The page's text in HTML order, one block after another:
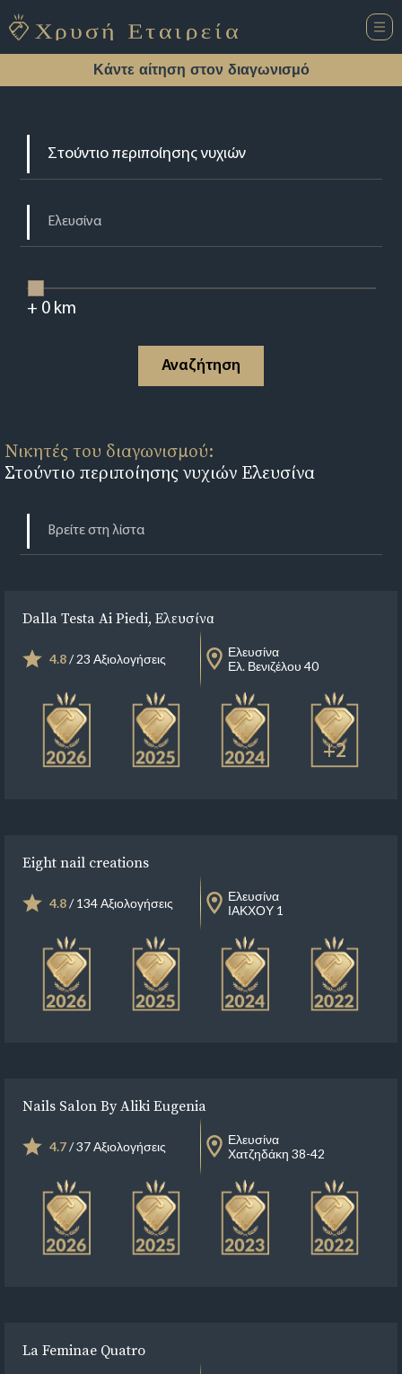
Κάντε αίτηση στον διαγωνισμό
+ 0km
Αναζήτηση
Νικητές του διαγωνισμού:
Στούντιο περιποίησης νυχιών Ελευσίνα
Dalla Testa Ai Piedi, Ελευσίνα
4.8/ 23 Αξιολογήσεις
Ελευσίνα
Ελ. Βενιζέλου 40
+2
Eight nail creations
4.8/ 134 Αξιολογήσεις
Ελευσίνα
ΙΑΚΧΟΥ 1
Nails Salon By Aliki Eugenia
4.7/ 37 Αξιολογήσεις
Ελευσίνα
Χατζηδάκη 38-42
La Feminae Quatro